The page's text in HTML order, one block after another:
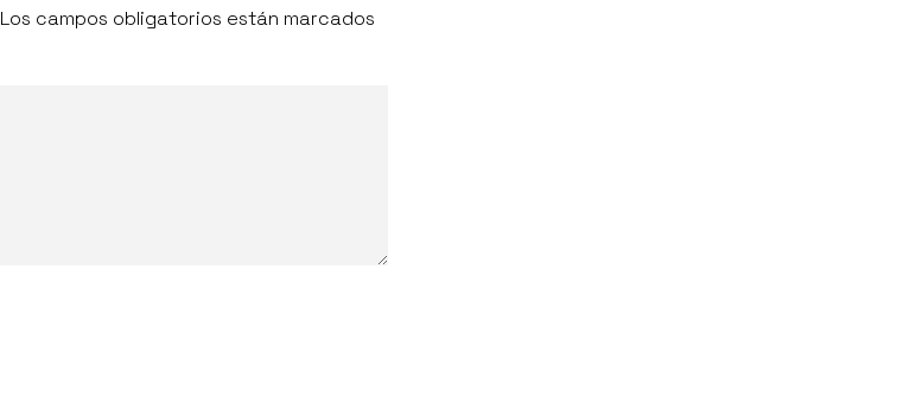
Los campos obligatorios están marcados